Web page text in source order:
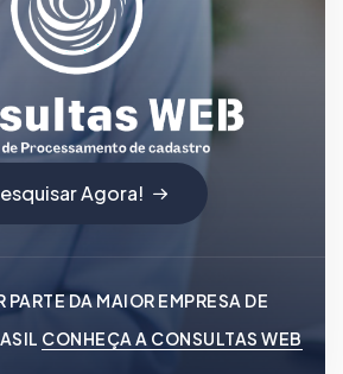
Agora!
PARTE DA MAIOR EMPRESA DE
CONHEÇA A CONSULTAS WEB